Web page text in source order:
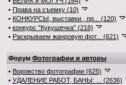
• Права на съемку (10)
• КОНКУРСЫ, выставки , пр... (120)
• конкурс "Кукушечка" (218)
• Раскрываем жанровую фот... (621)
Форум Фотографии и авторы
• Воровство фотографии (625)
• УДАЛЕНИЕ РАБОТ, БАНЫ: ... (2636)